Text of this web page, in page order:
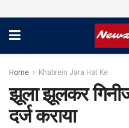
Home Khabrein Jara Hat Ke
झूला झूलकर गिनीज
दर्ज कराया